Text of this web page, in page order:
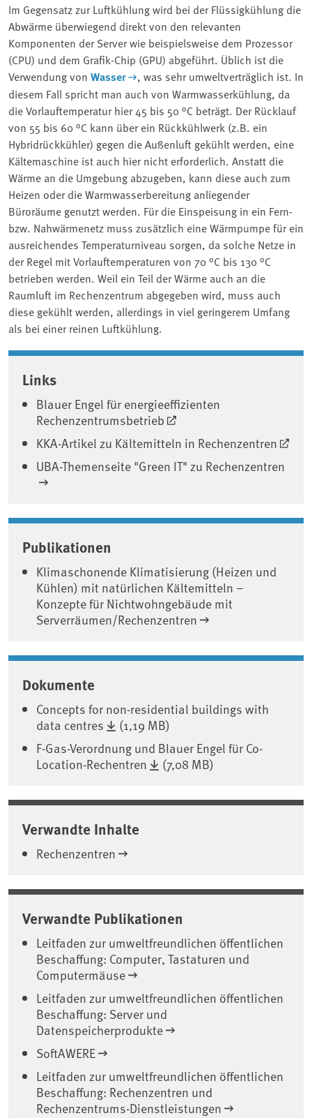
Im Gegensatz zur Luftkühlung wird bei der Flüssigkühlung die
Abwärme überwiegend direkt von den relevanten
Komponenten der Server wie beispielsweise dem Prozessor
(CPU) und dem Grafik-Chip (GPU) abgeführt. Üblich ist die
Verwendung von Wasser
, was sehr umweltverträglich ist. In
diesem Fall spricht man auch von Warmwasserkühlung, da
die Vorlauftemperatur hier 45 bis 50 °C beträgt. Der Rücklauf
von 55 bis 60 °C kann über ein Rückkühlwerk (z.B. ein
Hybridrückkühler) gegen die Außenluft gekühlt werden, eine
Kältemaschine ist auch hier nicht erforderlich. Anstatt die
Wärme an die Umgebung abzugeben, kann diese auch zum
Heizen oder die Warmwasserbereitung anliegender
Büroräume genutzt werden. Für die Einspeisung in ein Fern-
bzw. Nahwärmenetz muss zusätzlich eine Wärmpumpe für ein
ausreichendes Temperaturniveau sorgen, da solche Netze in
der Regel mit Vorlauftemperaturen von 70 °C bis 130 °C
betrieben werden. Weil ein Teil der Wärme auch an die
Raumluft im Rechenzentrum abgegeben wird, muss auch
diese gekühlt werden, allerdings in viel geringerem Umfang
als bei einer reinen Luftkühlung.
Associated content
Links
Blauer Engel für energieeffizienten
Rechenzentrumsbetrieb
KKA-Artikel zu Kältemitteln in Rechenzentren
UBA-Themenseite "Green IT" zu Rechenzentren
Publikationen
Klimaschonende Klimatisierung (Heizen und
Kühlen) mit natürlichen Kältemitteln –
Konzepte für Nichtwohngebäude mit
Serverräumen/Rechenzentren
Dokumente
Concepts for non-residential buildings with
data centres
(1,19 MB)
F-Gas-Verordnung und Blauer Engel für Co-
Location-Rechentren
(7,08 MB)
Verwandte Inhalte
Rechenzentren
Verwandte Publikationen
Leitfaden zur umweltfreundlichen öffentlichen
Beschaffung: Computer, Tastaturen und
Computermäuse
Leitfaden zur umweltfreundlichen öffentlichen
Beschaffung: Server und
Datenspeicherprodukte
SoftAWERE
Leitfaden zur umweltfreundlichen öffentlichen
Beschaffung: Rechenzentren und
Rechenzentrums-Dienstleistungen